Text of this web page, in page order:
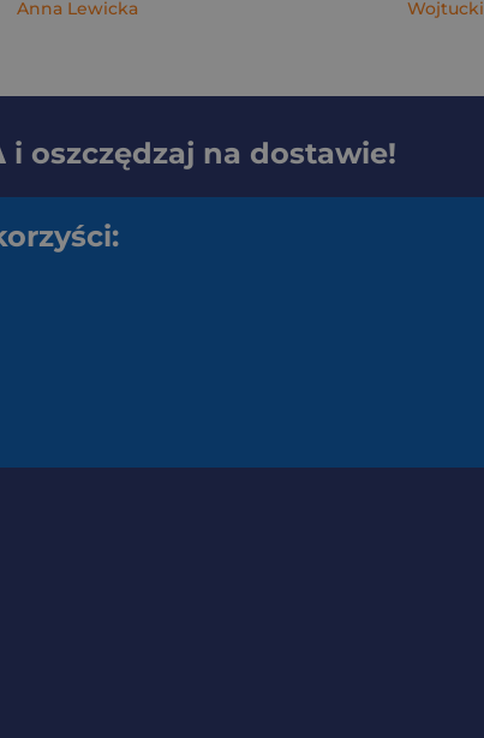
Anna Lewicka
i oszczędzaj na dostawie!